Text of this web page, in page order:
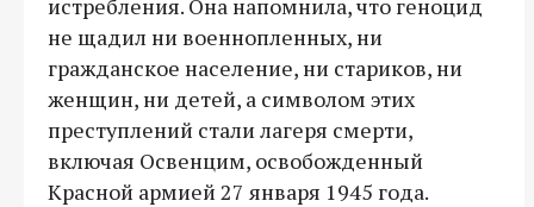
не щадил ни военнопленных, ни
гражданское население, ни стариков, ни
женщин, ни детей, а символом этих
преступлений стали лагеря смерти,
включая Освенцим, освобожденный
Красной армией 27 января 1945 года.